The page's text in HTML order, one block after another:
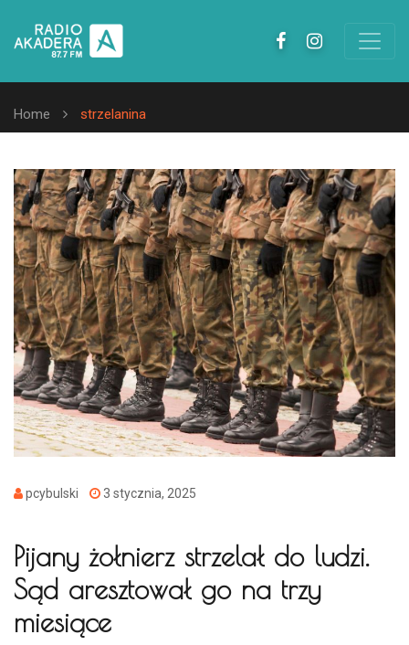
Home strzelanina
pcybulski 3 stycznia, 2025
Pijany żołnierz strzelał do ludzi.
Sąd aresztował go na trzy
miesiące